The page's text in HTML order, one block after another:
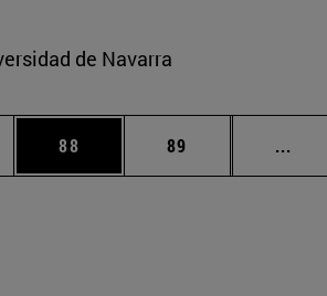
de Navarra
Use TAB para desplazarse.
Página
88 Página
89 ...